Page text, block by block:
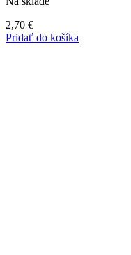
2,70 €
Pridať do košíka